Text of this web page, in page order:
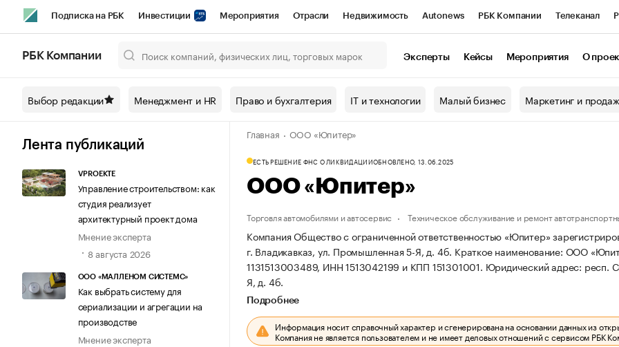
Подписка на РБК Инвестиции Мероприятия Отрасли Недвижимость Autonews РБК Компании Телеканал
Спецпроекты СПб Конференции СПб Спецпроекты Проверка контрагентов
Технологии и медиа Рынок наличной валюты
РБК Компании Эксперты Кейсы Мероприятия О
Выбор редакции Менеджмент и HR Право и бухгалтерия IT и технологии Малый бизнес Маркетинг и
Лента публикаций
VPROEKTE
Управление строительством: как
студия реализует
архитектурный проект дома
Мнение эксперта
8 августа 2026
ООО «МАЛЛЕНОМ СИСТЕМС»
Как выбрать систему для
сериализации и агрегации на
производстве
Мнение эксперта
Главная ООО «Юпитер»
ЕСТЬ РЕШЕНИЕ ФНС О ЛИКВИДАЦИИОБНОВЛЕНО, 13.06.2025
ООО «Юпитер»
Торговля автомобилями и автосервис Техническое обслуживание и ремонт
Компания Общество с ограниченной ответственностью «Юпитер»
г. Владикавказ, ул. Промышленная 5-Я, д. 4б. Краткое наименование: ООО
1131513003489, ИНН 1513042199 и КПП 151301001. Юридический адрес: респ.
Я, д. 4б.
Подробнее
Информация носит справочный характер и сгенерирована на основании данных из
Компания не является пользователем и не имеет деловых отношений с сервисом РБК